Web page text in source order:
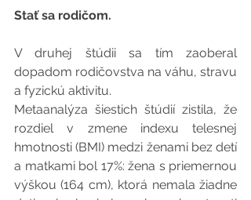
Stať sa rodičom.
V druhej štúdii sa tím zaoberal
dopadom rodičovstva na váhu, stravu
a fyzickú aktivitu.
Metaanalýza šiestich štúdií zistila, že
rozdiel v zmene indexu telesnej
hmotnosti (BMI) medzi ženami bez detí
a matkami bol 17%: žena s priemernou
výškou (164 cm), ktorá nemala žiadne